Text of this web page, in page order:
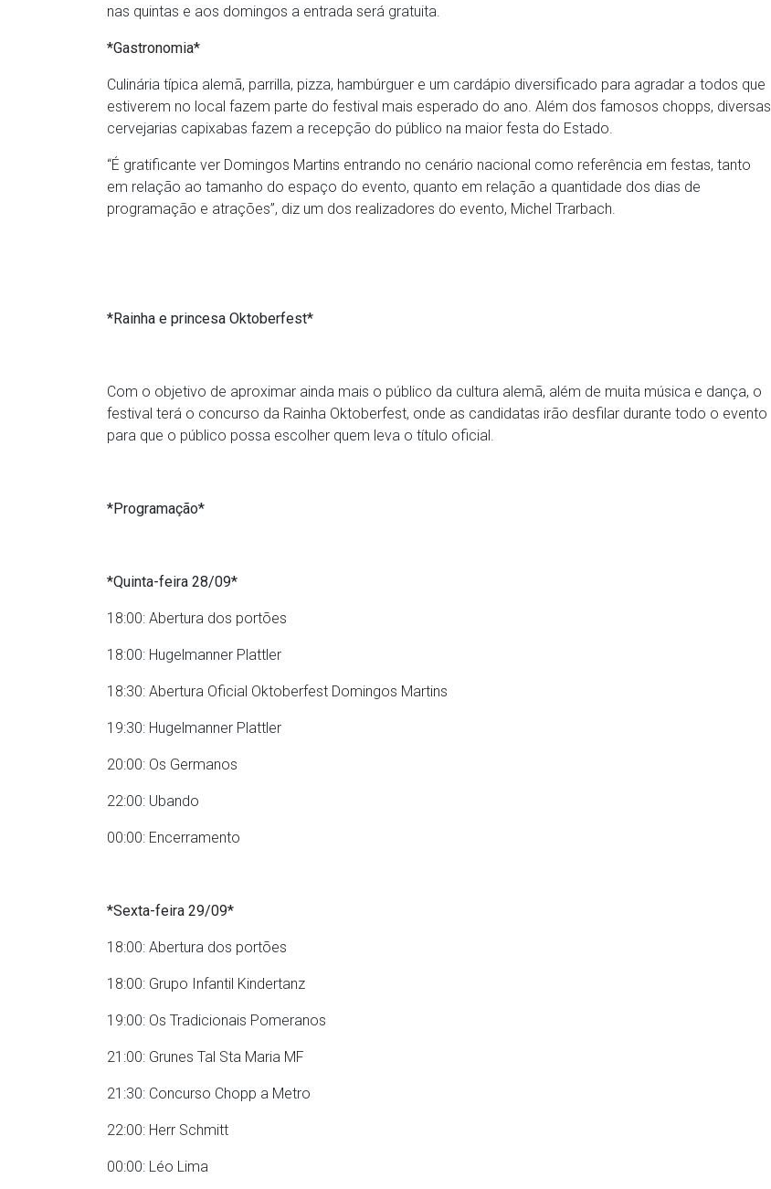
nas quintas e aos domingos a entrada será gratuita.
*Gastronomia*
Culinária típica alemã, parrilla, pizza, hambúrguer e um cardápio diversificado para agradar a todos que
estiverem no local fazem parte do festival mais esperado do ano. Além dos famosos chopps, diversas
cervejarias capixabas fazem a recepção do público na maior festa do Estado.
“É gratificante ver Domingos Martins entrando no cenário nacional como referência em festas, tanto
em relação ao tamanho do espaço do evento, quanto em relação a quantidade dos dias de
programação e atrações”, diz um dos realizadores do evento, Michel Trarbach.
*Rainha e princesa Oktoberfest*
Com o objetivo de aproximar ainda mais o público da cultura alemã, além de muita música e dança, o
festival terá o concurso da Rainha Oktoberfest, onde as candidatas irão desfilar durante todo o evento
para que o público possa escolher quem leva o título oficial.
*Programação*
*Quinta-feira 28/09*
18:00: Abertura dos portões
18:00: Hugelmanner Plattler
18:30: Abertura Oficial Oktoberfest Domingos Martins
19:30: Hugelmanner Plattler
20:00: Os Germanos
22:00: Ubando
00:00: Encerramento
*Sexta-feira 29/09*
18:00: Abertura dos portões
18:00: Grupo Infantil Kindertanz
19:00: Os Tradicionais Pomeranos
21:00: Grunes Tal Sta Maria MF
21:30: Concurso Chopp a Metro
22:00: Herr Schmitt
00:00: Léo Lima